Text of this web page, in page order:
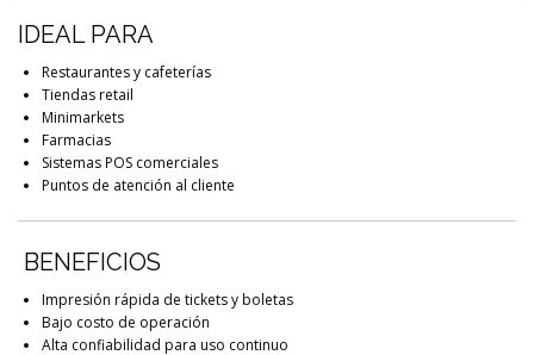
IDEAL PARA
Restaurantes y cafeterías
Tiendas retail
Minimarkets
Farmacias
Sistemas POS comerciales
Puntos de atención al cliente
BENEFICIOS
Impresión rápida de tickets y boletas
Bajo costo de operación
Alta confiabilidad para uso continuo